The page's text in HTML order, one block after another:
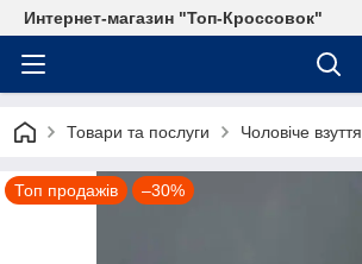
Интернет-магазин "Топ-Кроссовок"
Товари та послуги Чоловіче взуття
Топ продажів –30%